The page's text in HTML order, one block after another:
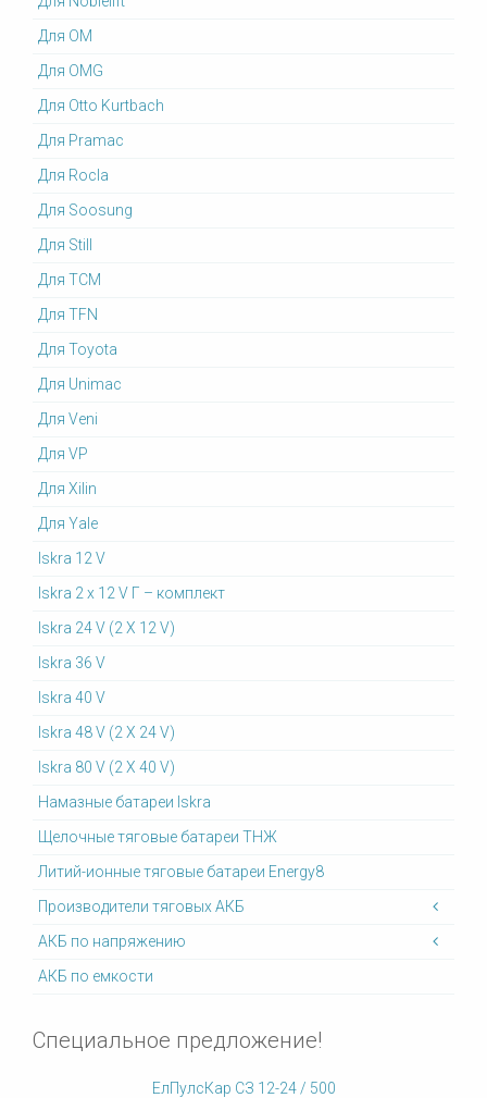
Для OM
Для OMG
Для Otto Kurtbach
Для Pramac
Для Rocla
Для Soosung
Для Still
Для TCM
Для TFN
Для Toyota
Для Unimac
Для Veni
Для VP
Для Xilin
Для Yale
Iskra 12 V
Iskra 2 x 12 V Г – комплект
Iskra 24 V (2 X 12 V)
Iskra 36 V
Iskra 40 V
Iskra 48 V (2 X 24 V)
Iskra 80 V (2 X 40 V)
Намазные батареи Iskra
Щелочные тяговые батареи ТНЖ
Литий-ионные тяговые батареи Energy8
Производители тяговых АКБ
АКБ по напряжению
АКБ по емкости
Специальное предложение!
ЕлПулсКар СЗ 12-24 / 500